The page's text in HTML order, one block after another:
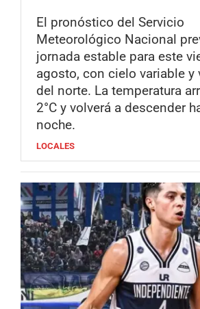
El pronóstico del Servicio
Meteorológico Nacional
jornada estable para este
agosto, con cielo variable y
del norte. La temperatura
2°C y volverá a descender
noche.
LOCALES